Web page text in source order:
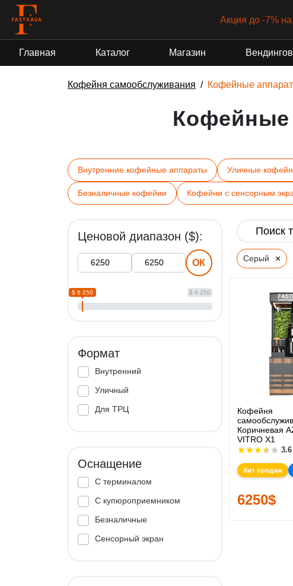
Акция до -7%
Главная Каталог Магазин
Кофейня самообслуживания Кофейные
Кофейные
Внутренние кофейные аппараты Уличные
Безналичные кофейни Кофейни с сенсорным
Ценовой диапазон ($):
ОК
$ 6 250
$ 6 250
Формат
Внутренний
Уличный
Для ТРЦ
Оснащение
С терминалом
С купюроприемником
Безналичные
Сенсорный экран
Серый ×
Кофейня
Коричневая
VITRO X1
3.6
Хит продаж
6250$